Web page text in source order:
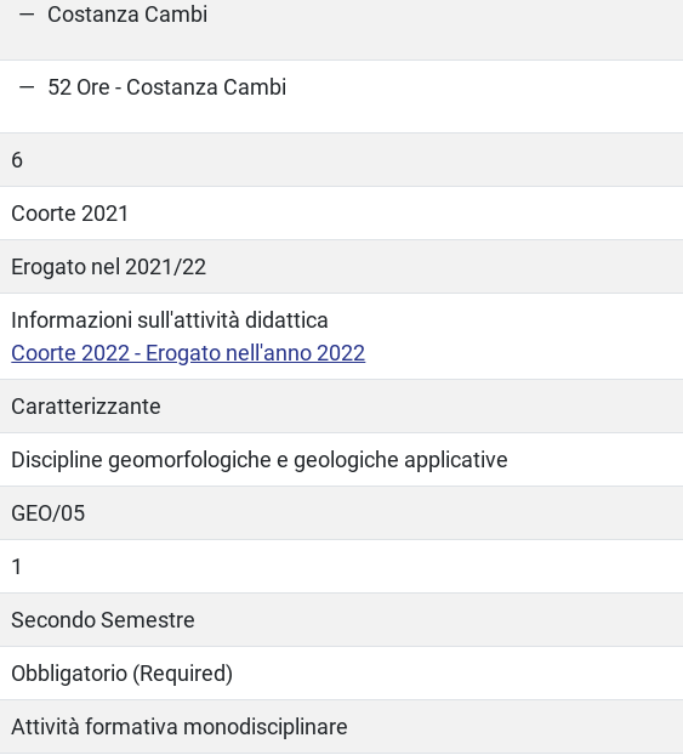
Costanza Cambi
52 Ore - Costanza Cambi
6
Coorte 2021
Erogato nel 2021/22
Informazioni sull'attività didattica
Coorte 2022 - Erogato nell'anno 2022
Caratterizzante
Discipline geomorfologiche e geologiche applicative
GEO/05
1
Secondo Semestre
Obbligatorio (Required)
Attività formativa monodisciplinare